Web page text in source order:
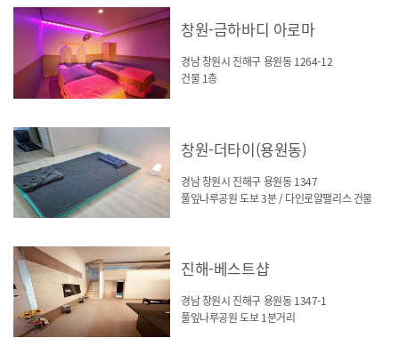
창원-금하바디 아로마
경남 창원시 진해구 용원동 1264-12
건물 1층
창원-더타이(용원동)
경남 창원시 진해구 용원동 1347
풀잎나루공원 도보 3분 / 다인로얄팰리스 건물
진해-베스트샵
경남 창원시 진해구 용원동 1347-1
풀잎나루공원 도보 1분거리